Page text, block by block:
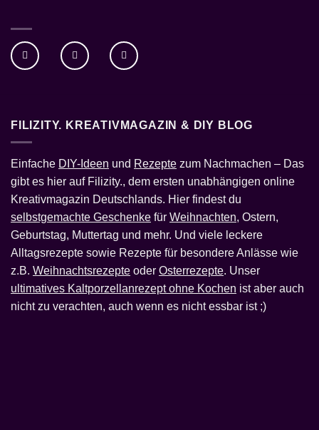
FILIZITY. KREATIVMAGAZIN & DIY BLOG
Einfache DIY-Ideen und Rezepte zum Nachmachen – Das
gibt es hier auf Filizity., dem ersten unabhängigen online
Kreativmagazin Deutschlands. Hier findest du
selbstgemachte Geschenke für Weihnachten, Ostern,
Geburtstag, Muttertag und mehr. Und viele leckere
Alltagsrezepte sowie Rezepte für besondere Anlässe wie
z.B. Weihnachtsrezepte oder Osterrezepte. Unser
ultimatives Kaltporzellanrezept ohne Kochen ist aber auch
nicht zu verachten, auch wenn es nicht essbar ist ;)